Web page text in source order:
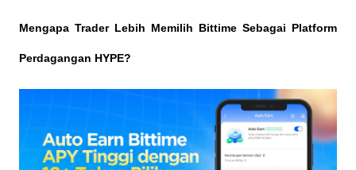
Mengapa Trader Lebih Memilih Bittime Sebagai Platform
Perdagangan HYPE?